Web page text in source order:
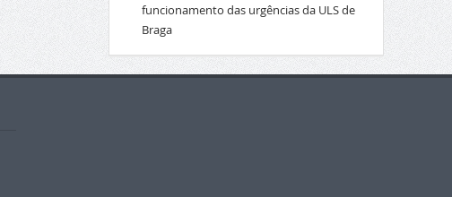
funcionamento das urgências da ULS de
Braga